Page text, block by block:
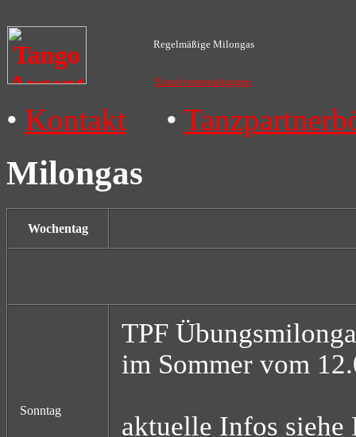
Regelmäßige Milongas
Einzelveranstaltungen
• Kontakt •
Milongas
Wochentag
Sonntag
TPF Übungsmilonga
im Sommer vom
aktuelle Infos siehe